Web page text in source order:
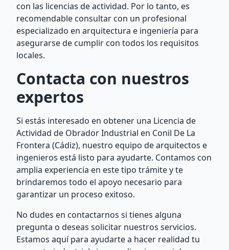
con las licencias de actividad. Por lo tanto, es
recomendable consultar con un profesional
especializado en arquitectura e ingeniería para
asegurarse de cumplir con todos los requisitos
locales.
Contacta con nuestros
expertos
Si estás interesado en obtener una Licencia de
Actividad de Obrador Industrial en Conil De La
Frontera (Cádiz), nuestro equipo de arquitectos e
ingenieros está listo para ayudarte. Contamos con
amplia experiencia en este tipo trámite y te
brindaremos todo el apoyo necesario para
garantizar un proceso exitoso.
No dudes en contactarnos si tienes alguna
pregunta o deseas solicitar nuestros servicios.
Estamos aquí para ayudarte a hacer realidad tu